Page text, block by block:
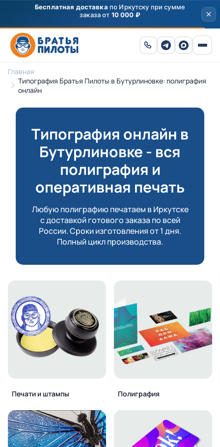
Главная
Типография Братья Пилоты в Бутурлиновке: полиграфия
онлайн
Типография онлайн в
Бутурлиновке - вся
полиграфия и
оперативная печать
Любую полиграфию печатаем в Иркутске
с доставкой готового заказа по всей
России. Сроки изготовления от 1 дня.
Полный цикл производства.
Печати и штампы Полиграфия